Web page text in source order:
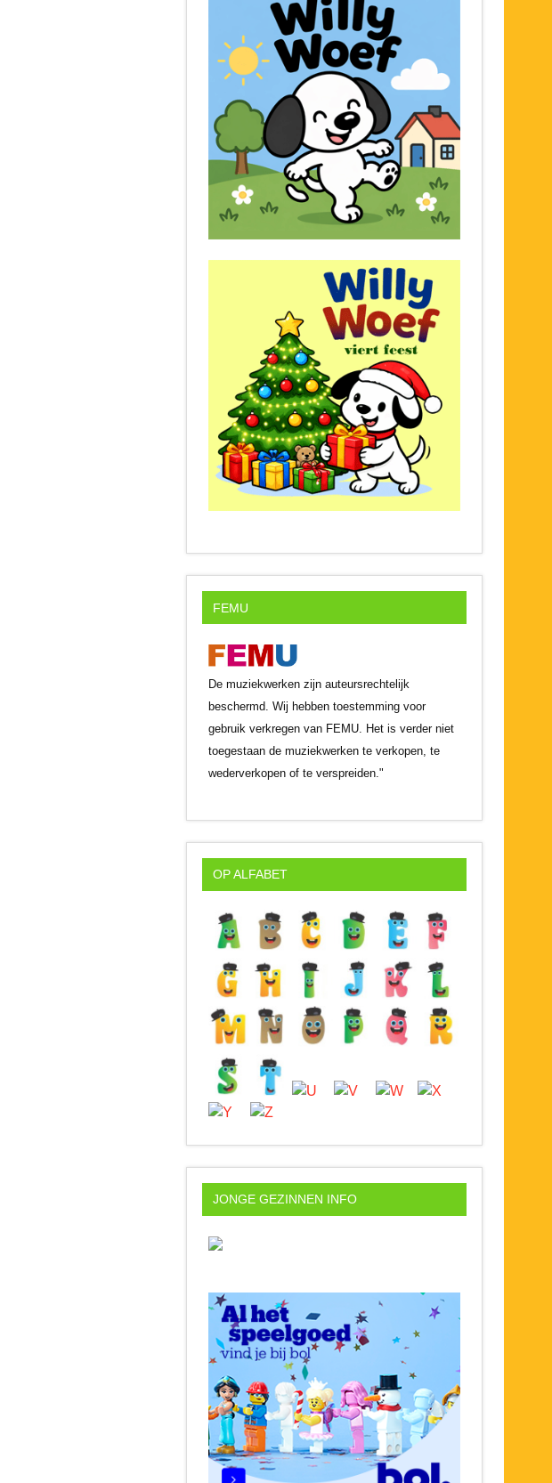
FEMU
De muziekwerken zijn auteursrechtelijk
beschermd. Wij hebben toestemming voor
gebruik verkregen van FEMU. Het is verder niet
toegestaan de muziekwerken te verkopen, te
wederverkopen of te verspreiden."
OP ALFABET
JONGE GEZINNEN INFO